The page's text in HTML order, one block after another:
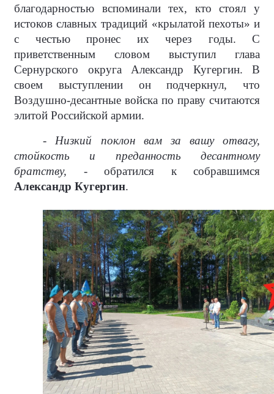
благодарностью вспоминали тех, кто стоял у
истоков славных традиций «крылатой пехоты» и
с честью пронес их через годы. С
приветственным словом выступил глава
Сернурского округа Александр Кугергин. В
своем выступлении он подчеркнул, что
Воздушно-десантные войска по праву считаются
элитой Российской армии.
- Низкий поклон вам за вашу отвагу,
стойкость и преданность десантному
братству, -обратился к собравшимся
Александр Кугергин.